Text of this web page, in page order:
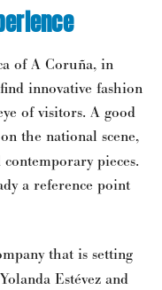
of A Coruña, in
innovative fashion
of visitors. A good
the national scene,
pieces.
a reference point
that is setting
Estévez and